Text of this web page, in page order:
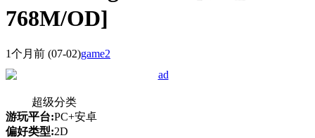
768M/OD]
1个月前 (07-02)game2
超级分类
游玩平台:PC+安卓
偏好类型:2D